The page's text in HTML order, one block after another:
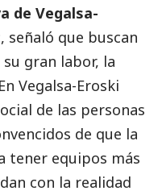
de Vegalsa-
, señaló que buscan
su gran labor, la
Vegalsa-Eroski
de las personas
de que la
tener equipos más
con la realidad